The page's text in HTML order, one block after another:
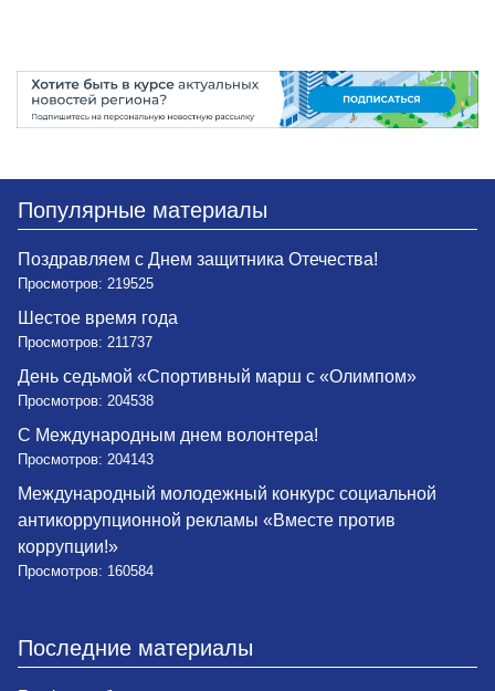
Популярные материалы
Поздравляем с Днем защитника Отечества!
Просмотров: 219525
Шестое время года
Просмотров: 211737
День седьмой «Спортивный марш с «Олимпом»
Просмотров: 204538
С Международным днем волонтера!
Просмотров: 204143
Международный молодежный конкурс социальной
антикоррупционной рекламы «Вместе против
коррупции!»
Просмотров: 160584
Последние материалы